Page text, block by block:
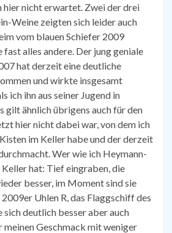
hier nicht erwartet. Zwei der drei
Weine zeigten sich leider auch
vom blauen Schiefer 2009
alles andere. Der jung geniale
hat derzeit eine deutliche
und wirkte insgesamt
ich ihn aus seiner Jugend in
gilt ähnlich übrigens auch für den
hier nicht dabei war, von dem ich
im Keller habe und der derzeit
Wer wie ich Heymann-
hat: Tief eingraben, die
besser, im Moment sind sie
Uhlen R, das Flaggschiff des
sich deutlich besser aber auch
meinen Geschmack mit weniger